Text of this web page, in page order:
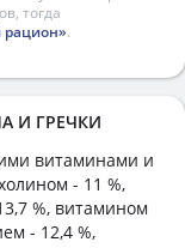
тогда
.
И ГРЕЧКИ
витаминами и
- 11 %,
%, витамином
- 12,4 %,